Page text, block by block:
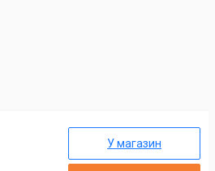
У магазин